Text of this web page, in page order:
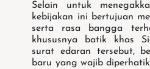
Selain untuk
kebijakan ini bertujuan
serta rasa bangga
khususnya batik khas
surat edaran tersebut,
baru yang wajib